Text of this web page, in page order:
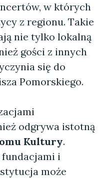
w których
z regionu. Takie
nie tylko lokalną
gości z innych
się do
Pomorskiego.
odgrywa istotną
Kultury.
i
może